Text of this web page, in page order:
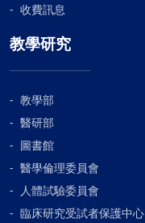
收費訊息
教學研究
教學部
醫研部
圖書館
醫學倫理委員會
人體試驗委員會
臨床研究受試者保護中心